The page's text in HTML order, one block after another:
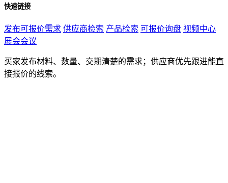
快速链接
发布可报价需求 供应商检索 产品检索 可报价询盘 视频中心
展会会议
买家发布材料、数量、交期清楚的需求；供应商优先跟进能直
接报价的线索。